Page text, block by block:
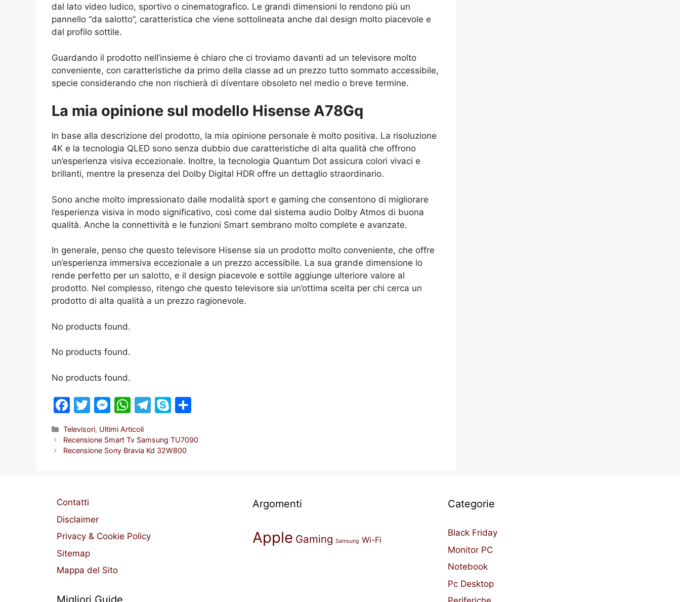
dal lato video ludico, sportivo o cinematografico. Le grandi dimensioni lo rendono più un
pannello “da salotto”, caratteristica che viene sottolineata anche dal design molto piacevole e
dal profilo sottile.
Guardando il prodotto nell’insieme è chiaro che ci troviamo davanti ad un televisore molto
conveniente, con caratteristiche da primo della classe ad un prezzo tutto sommato accessibile,
specie considerando che non rischierà di diventare obsoleto nel medio o breve termine.
La mia opinione sul modello Hisense A78Gq
In base alla descrizione del prodotto, la mia opinione personale è molto positiva. La risoluzione
4K e la tecnologia QLED sono senza dubbio due caratteristiche di alta qualità che offrono
un’esperienza visiva eccezionale. Inoltre, la tecnologia Quantum Dot assicura colori vivaci e
brillanti, mentre la presenza del Dolby Digital HDR offre un dettaglio straordinario.
Sono anche molto impressionato dalle modalità sport e gaming che consentono di migliorare
l’esperienza visiva in modo significativo, così come dal sistema audio Dolby Atmos di buona
qualità. Anche la connettività e le funzioni Smart sembrano molto complete e avanzate.
In generale, penso che questo televisore Hisense sia un prodotto molto conveniente, che offre
un’esperienza immersiva eccezionale a un prezzo accessibile. La sua grande dimensione lo
rende perfetto per un salotto, e il design piacevole e sottile aggiunge ulteriore valore al
prodotto. Nel complesso, ritengo che questo televisore sia un’ottima scelta per chi cerca un
prodotto di alta qualità a un prezzo ragionevole.
No products found.
No products found.
No products found.
F
a
c
e
o
k
T
w
itt
er
M
e
s
s
W
h
at
s
T
e
gr
S
y
p
ar
Categorie
Televisori, Ultimi Articoli
Recensione Smart Tv Samsung TU7090
Recensione Sony Bravia Kd 32W800
Contatti
Disclaimer
Privacy & Cookie Policy
Sitemap
Mappa del Sito
Migliori Guide
Argomenti
Apple Gaming Samsung Wi-Fi
Categorie
Black Friday
Monitor PC
Notebook
Pc Desktop